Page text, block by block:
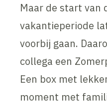
Maar de start van
vakantieperiode
voorbij gaan.
collega een
Een box met
moment met